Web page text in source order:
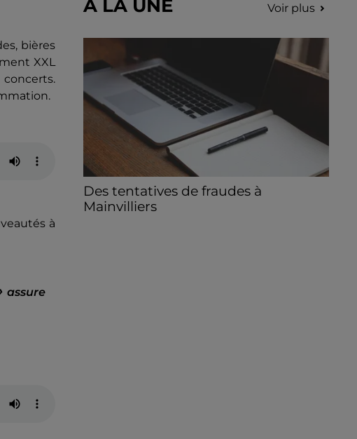
bières
XXL
à
assure
A LA UNE Voir plus
Des tentatives de fraudes à
Mainvilliers